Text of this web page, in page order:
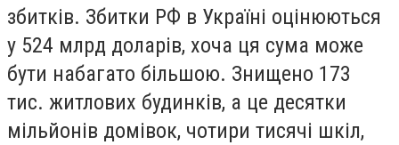
збитків. Збитки РФ в Україні оцінюються
у 524 млрд доларів, хоча ця сума може
бути набагато більшою. Знищено 173
тис. житлових будинків, а це десятки
мільйонів домівок, чотири тисячі шкіл,